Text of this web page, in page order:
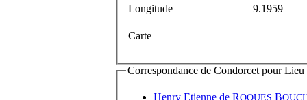
Longitude
9.1959
Carte
Correspondance de Condorcet pour
Henry Etienne de ROQUES B